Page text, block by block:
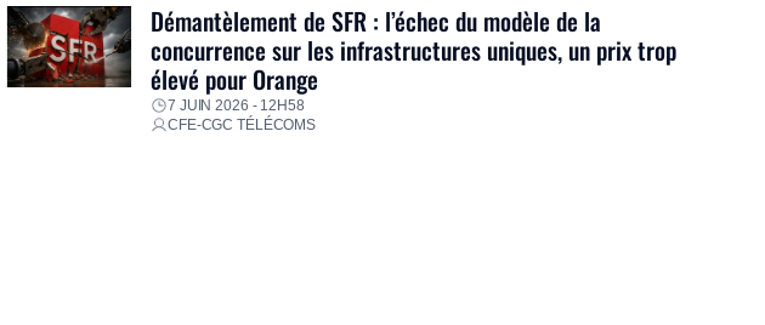
Démantèlement de SFR : l’échec du modèle de la
concurrence sur les infrastructures uniques, un prix trop
élevé pour Orange
7 JUIN 2026 - 12H58
CFE-CGC TÉLÉCOMS